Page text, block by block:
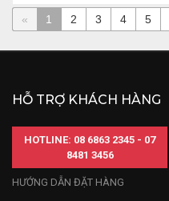
« 1 2 3 4 5
HỖ TRỢ KHÁCH HÀNG
HOTLINE: 08 6863 2345 - 07
8481 3456
HƯỚNG DẪN ĐẶT HÀNG